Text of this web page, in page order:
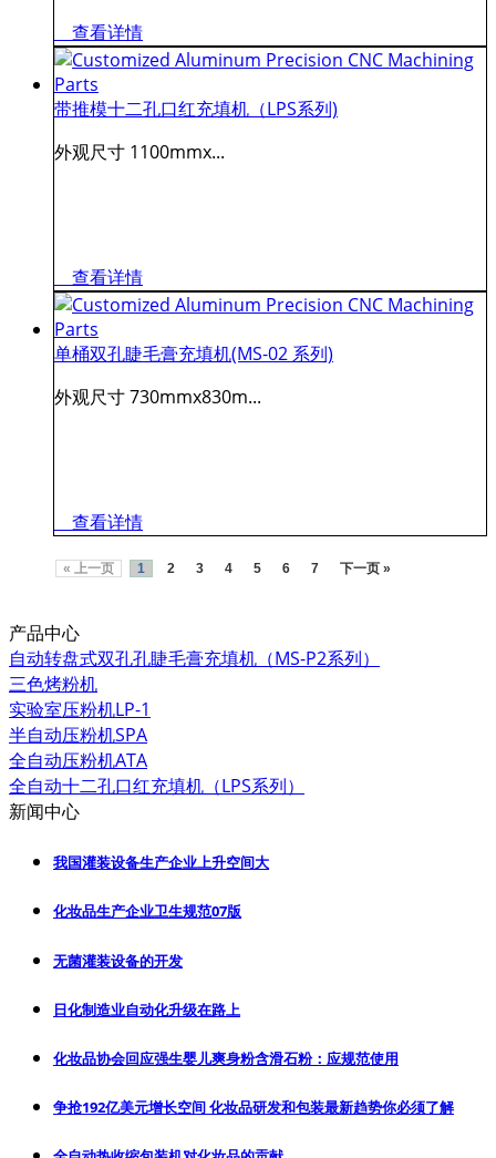
查看详情
带推模十二孔口红充填机（LPS系列)
外观尺寸 1100mmx...
查看详情
单桶双孔睫毛膏充填机(MS-02 系列)
外观尺寸 730mmx830m...
查看详情
« 上一页 1 2 3 4 5 6 7 下一页 »
产品中心
自动转盘式双孔孔睫毛膏充填机（MS-P2系列）
三色烤粉机
实验室压粉机LP-1
半自动压粉机SPA
全自动压粉机ATA
全自动十二孔口红充填机（LPS系列）
新闻中心
我国灌装设备生产企业上升空间大
化妆品生产企业卫生规范07版
无菌灌装设备的开发
日化制造业自动化升级在路上
化妆品协会回应强生婴儿爽身粉含滑石粉：应规范使用
争抢192亿美元增长空间 化妆品研发和包装最新趋势你必须了解